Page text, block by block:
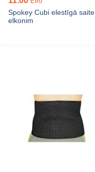
Spokey Cubi elestīgā saite
elkonim